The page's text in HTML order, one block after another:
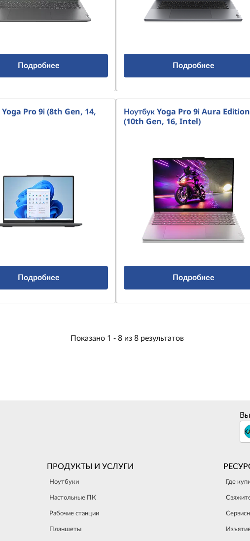
Подробнее Подробнее
Yoga Pro 9i (8th Gen, 14,
Подробнее
Ноутбук Yoga Pro 9i Aura Edition
(10th Gen, 16, Intel)
Подробнее
Показано1 -8 из 8 результатов
ПРОДУКТЫ И УСЛУГИ
Ноутбуки
Настольные ПК
Рабочие станции
Планшеты
Где